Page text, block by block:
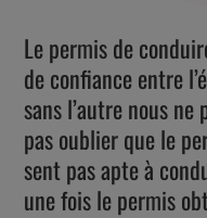
Le permis de
de confiance entre
sans l’autre nous
pas oublier que le
sent pas apte à
une fois le permis